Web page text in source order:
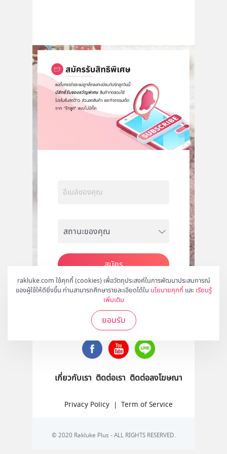
rakluke.com ใช้คุกกี้ (cookies) เพื่อวัตถุประสงค์ในการพัฒนาประสบการณ์
ของผู้ใช้ให้ดียิ่งขึ้น ท่านสามารถศึกษารายละเอียดได้ใน นโยบายคุกกี้ และ เรียนรู้
เพิ่มเติม
ยอมรับ
สมัคร
ติดตามเราได้ที่
เกี่ยวกับเรา ติดต่อเรา ติดต่อลงโฆษณา
Privacy Policy | Term of Service
© 2020 Rakluke Plus - ALL RIGHTS RESERVED.